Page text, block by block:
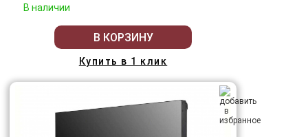
В наличии
В КОРЗИНУ
Купить в 1 клик